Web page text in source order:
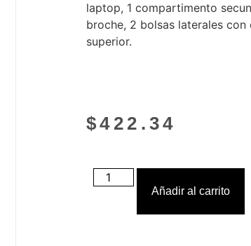
laptop, 1 compartimento
broche, 2 bolsas laterales
superior.
$422.34
Añadir al carrito